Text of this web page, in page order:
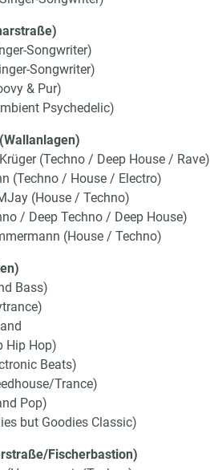
Songwriter)
Songwriter)
& Pur)
Psychedelic)
(Techno / Deep House / Rave)
(Techno / House / Electro)
(House / Techno)
/ Deep Techno / Deep House)
(House / Techno)
Bass)
Hip Hop)
Beats)
Trance)
Pop)
but Goodies Classic)
Fischerbastion)